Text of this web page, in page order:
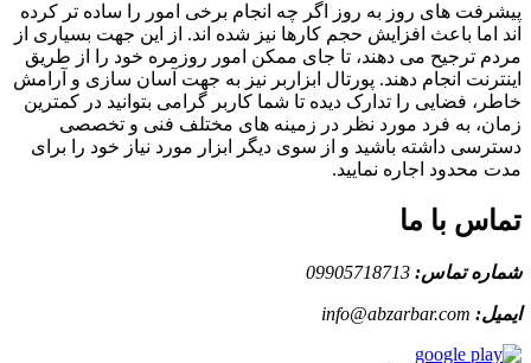
پیشرفت های روز به روز اگر چه انجام برخی امور را ساده تر کرده
اند اما باعث افزایش حجم کارها نیز شده اند. از این جهت بسیاری از
مردم ترجیح می دهند، تا جای ممکن امور روزمره خود را از طریق
اینترنت انجام دهند. پورتال ابزاربر نیز به جهت آسان سازی و آرامش
خاطر، فضایی را تدارک دیده تا شما کاربر گرامی بتوانید در کمترین
زمان، به فرد مورد نظر در زمینه های مختلف فنی و تخصصی
دسترسی داشته باشید و از سوی دیگر ابزار مورد نیاز خود را برای
مدت محدود اجاره نمایید.
تماس با ما
شماره تماس: 09905718713
ایمیل: info@abzarbar.com